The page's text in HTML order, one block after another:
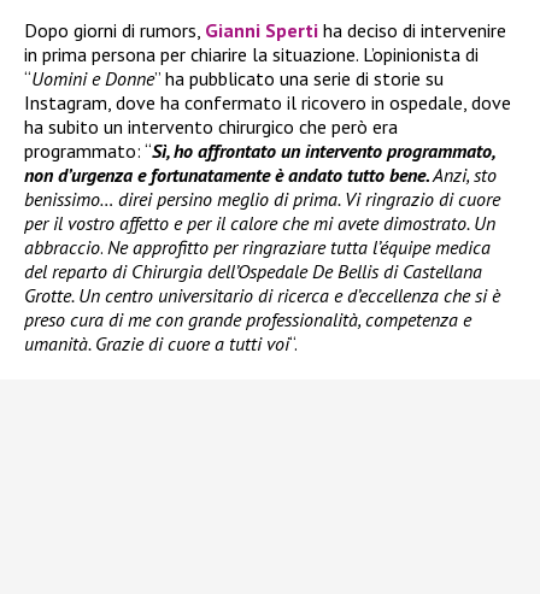
Dopo giorni di rumors, Gianni Sperti ha deciso di intervenire
in prima persona per chiarire la situazione. L’opinionista di
“Uomini e Donne” ha pubblicato una serie di storie su
Instagram, dove ha confermato il ricovero in ospedale, dove
ha subito un intervento chirurgico che però era
programmato: “Sì, ho affrontato un intervento programmato,
non d’urgenza e fortunatamente è andato tutto bene.Anzi, sto
benissimo… direi persino meglio di prima. Vi ringrazio di cuore
per il vostro affetto e per il calore che mi avete dimostrato. Un
abbraccio. Ne approfitto per ringraziare tutta l’équipe medica
del reparto di Chirurgia dell’Ospedale De Bellis di Castellana
Grotte. Un centro universitario di ricerca e d’eccellenza che si è
preso cura di me con grande professionalità, competenza e
umanità. Grazie di cuore a tutti voi“.